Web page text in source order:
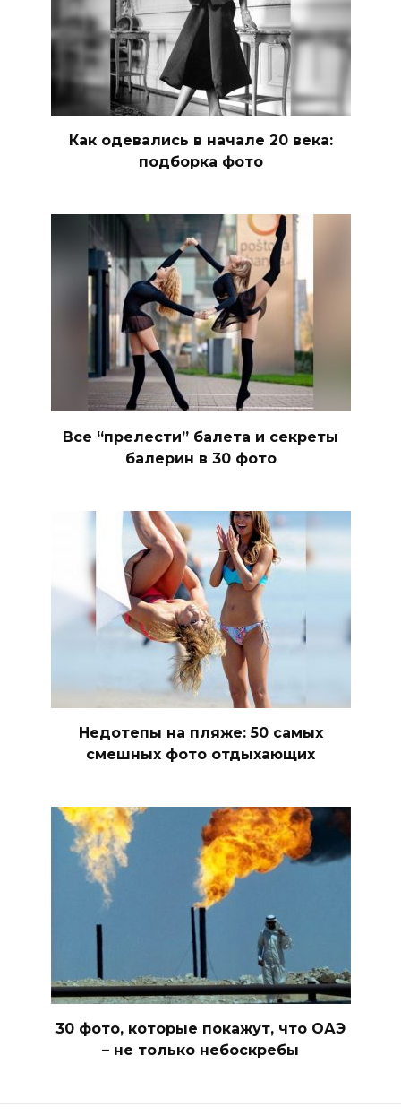
Как одевались в начале 20 века:
подборка фото
Все “прелести” балета и секреты
балерин в 30 фото
Недотепы на пляже: 50 самых
смешных фото отдыхающих
30 фото, которые покажут, что ОАЭ
– не только небоскребы